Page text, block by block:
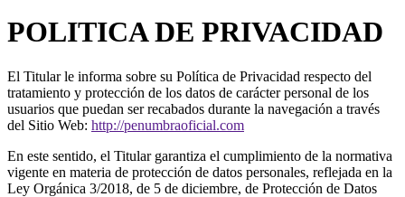
POLITICA DE PRIVACIDAD
El Titular le informa sobre su Política de Privacidad respecto del
tratamiento y protección de los datos de carácter personal de los
usuarios que puedan ser recabados durante la navegación a través
del Sitio Web: http://penumbraoficial.com
En este sentido, el Titular garantiza el cumplimiento de la normativa
vigente en materia de protección de datos personales, reflejada en la
Ley Orgánica 3/2018, de 5 de diciembre, de Protección de Datos